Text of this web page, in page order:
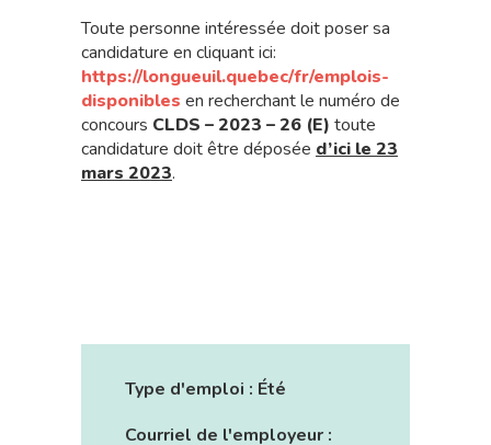
Toute personne intéressée doit poser sa
candidature en cliquant ici:
https://longueuil.quebec/fr/emplois-
disponibles en recherchant le numéro de
concours CLDS – 2023 – 26 (E) toute
candidature doit être déposée d’ici le 23
mars 2023.
Type d'emploi : Été
Courriel de l'employeur :